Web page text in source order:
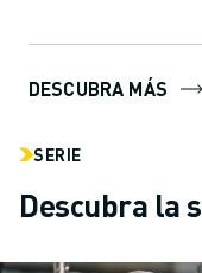
DESCUBRA MÁS
SERIE
Descubra la